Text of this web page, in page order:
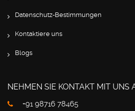
Datenschutz-Bestimmungen
Kontaktiere uns
Blogs
NEHMEN SIE KONTAKT MIT UNS
+91 98716 78465